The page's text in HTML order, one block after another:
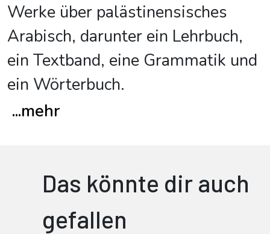
Werke über palästinensisches
Arabisch, darunter ein Lehrbuch,
ein Textband, eine Grammatik und
ein Wörterbuch.
...mehr
Das könnte dir auch
gefallen